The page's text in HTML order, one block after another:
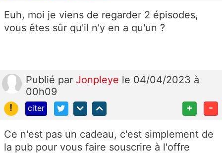
Euh, moi je viens de regarder 2 épisodes,
vous êtes sûr qu'il n'y en a qu'un ?
Publié par Jonpleye le 04/04/2023 à
00h09
!
citer + -
Ce n'est pas un cadeau, c'est simplement de
la pub pour vous faire souscrire à l'offre